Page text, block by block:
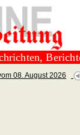
08. August 2026